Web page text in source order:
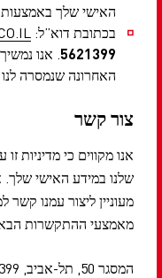
האישי שלך באמצעות
בכתובת דוא”ל:
5621399 . אנו
האחרונה שנמסרה לנו
צור קשר
אנו מקווים כי מדיניות
שלנו במידע האישי
מעוניין ליצור עמנו
מאמצעי ההתקשרות
המסגר 50, תל-אביב, 03-5621399,